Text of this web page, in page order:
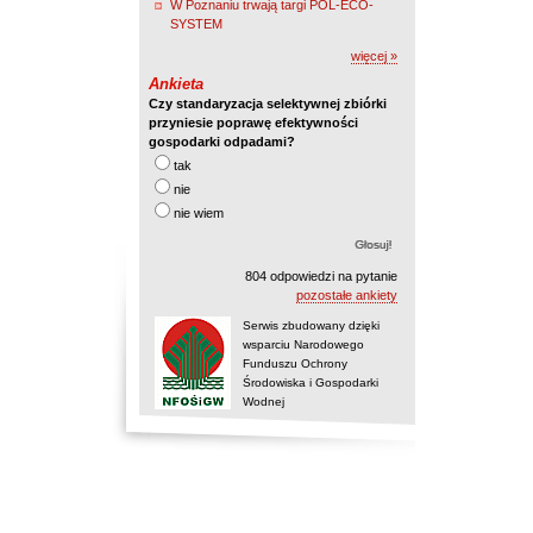
W Poznaniu trwają targi POL-ECO-
SYSTEM
więcej »
Ankieta
Czy standaryzacja selektywnej zbiórki
przyniesie poprawę efektywności
gospodarki odpadami?
tak
nie
nie wiem
804 odpowiedzi na pytanie
pozostałe ankiety
Serwis zbudowany dzięki
wsparciu Narodowego
Funduszu Ochrony
Środowiska i Gospodarki
Wodnej